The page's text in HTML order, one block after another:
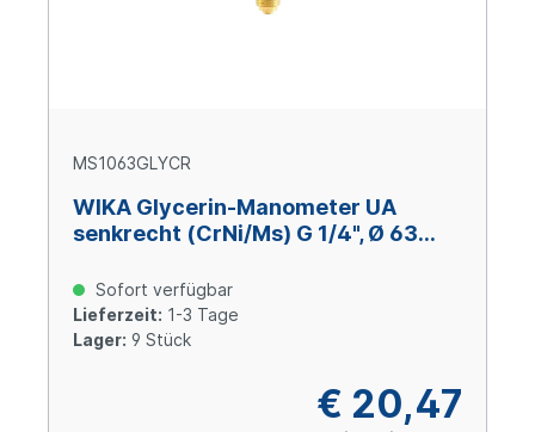
MS1063GLYCR
WIKA Glycerin-Manometer UA
senkrecht (CrNi/Ms) G 1/4", Ø 63
Sofort verfügbar
Lieferzeit: 1-3 Tage
Lager: 9 Stück
€ 20,47